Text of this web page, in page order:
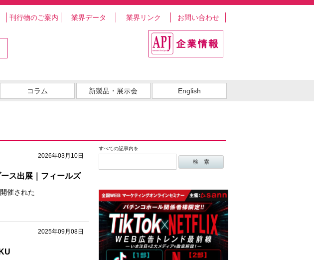
刊行物のご案内 業界データ 業界リンク お問い合わせ
コラム 新製品・展示会 English
すべての記事内を
2026年03月10日
ス出展｜フィールズ
催された
2025年09月08日